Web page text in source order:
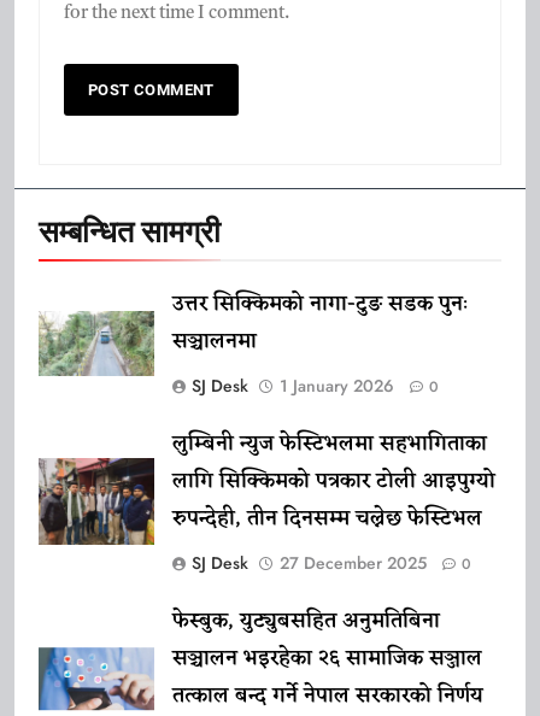
for the next time I comment.
सम्बन्धित सामग्री
उत्तर सिक्किमको नागा-टुङ सडक पुनः
सञ्चालनमा
SJ Desk 1 January 2026 0
लुम्बिनी न्युज फेस्टिभलमा सहभागिताका
लागि सिक्किमको पत्रकार टोली आइपुग्यो
रुपन्देही, तीन दिनसम्म चल्नेछ फेस्टिभल
SJ Desk 27 December 2025 0
फेस्बुक, युट्युबसहित अनुमतिबिना
सञ्चालन भइरहेका २६ सामाजिक सञ्जाल
तत्काल बन्द गर्ने नेपाल सरकारको निर्णय